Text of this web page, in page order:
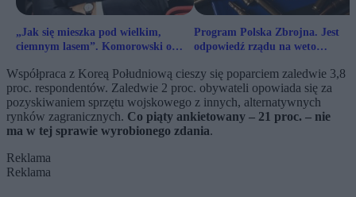
„Jak się mieszka pod wielkim,
ciemnym lasem”. Komorowski o
Program Polska Zbrojna. Jest
odpowiedź rządu na weto
Współpraca z Koreą Południową cieszy się poparciem zaledwie 3,8
proc. respondentów. Zaledwie 2 proc. obywateli opowiada się za
pozyskiwaniem sprzętu wojskowego z innych, alternatywnych
rynków zagranicznych. Co piąty ankietowany – 21 proc. – nie
ma w tej sprawie wyrobionego zdania.
Reklama
Reklama